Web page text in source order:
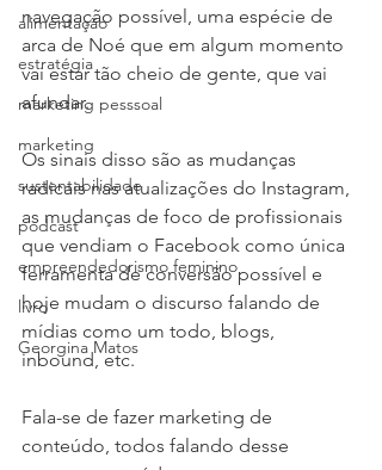
alimentação
estratégia
marketing pesssoal
marketing
sustentabilidade
podcast
empreendedorismo feminino
livro
Georgina Matos
navegação possível, uma espécie de
arca de Noé que em algum momento
vai estar tão cheio de gente, que vai
afundar.
Os sinais disso são as mudanças
radicais nas atualizações do Instagram,
as mudanças de foco de profissionais
que vendiam o Facebook como única
ferramenta de conversão possível e
hoje mudam o discurso falando de
mídias como um todo, blogs,
inbound, etc.
Fala-se de fazer marketing de
conteúdo, todos falando desse